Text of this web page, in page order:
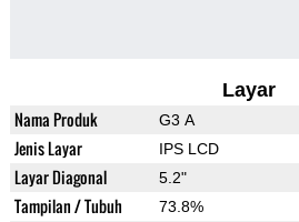
Layar
Nama Produk G3 A
Jenis Layar IPS LCD
Layar Diagonal 5.2"
Tampilan / Tubuh 73.8%